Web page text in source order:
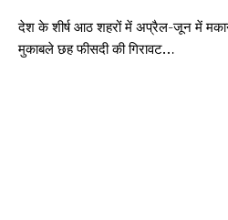
देश के शीर्ष आठ शहरों में अप्रैल-जून में
मुकाबले छह फीसदी की गिरावट…